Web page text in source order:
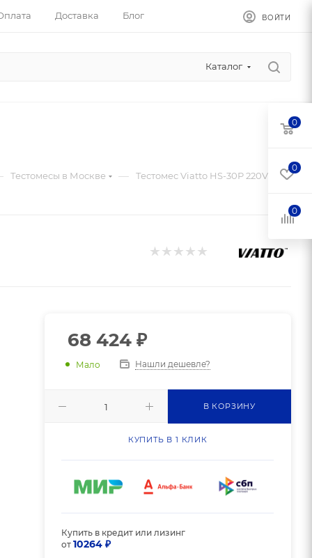
Доставка Блог ВОЙТИ
Каталог
Тестомесы в Москве — Тестомес Viatto HS-30P 220V
68 424₽
Мало Нашли дешевле?
В КОРЗИНУ
КУПИТЬ В 1 КЛИК
Купить в кредит или лизинг
от10264 ₽
0
0
0